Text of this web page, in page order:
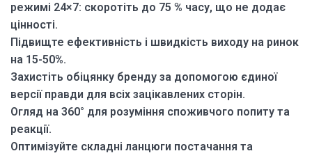
режимі 24×7: скоротіть до 75 % часу, що не додає
цінності.
Підвищте ефективність і швидкість виходу на ринок
на 15-50%.
Захистіть обіцянку бренду за допомогою єдиної
версії правди для всіх зацікавлених сторін.
Огляд на 360° для розуміння споживчого попиту та
реакції.
Оптимізуйте складні ланцюги постачання та